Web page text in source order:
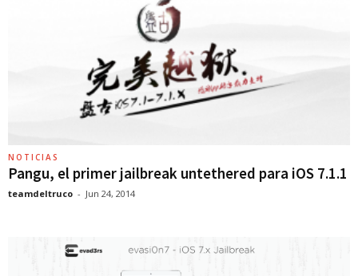
NOTICIAS
Pangu, el primer jailbreak untethered para iOS 7.1.1
teamdeltruco - Jun 24, 2014